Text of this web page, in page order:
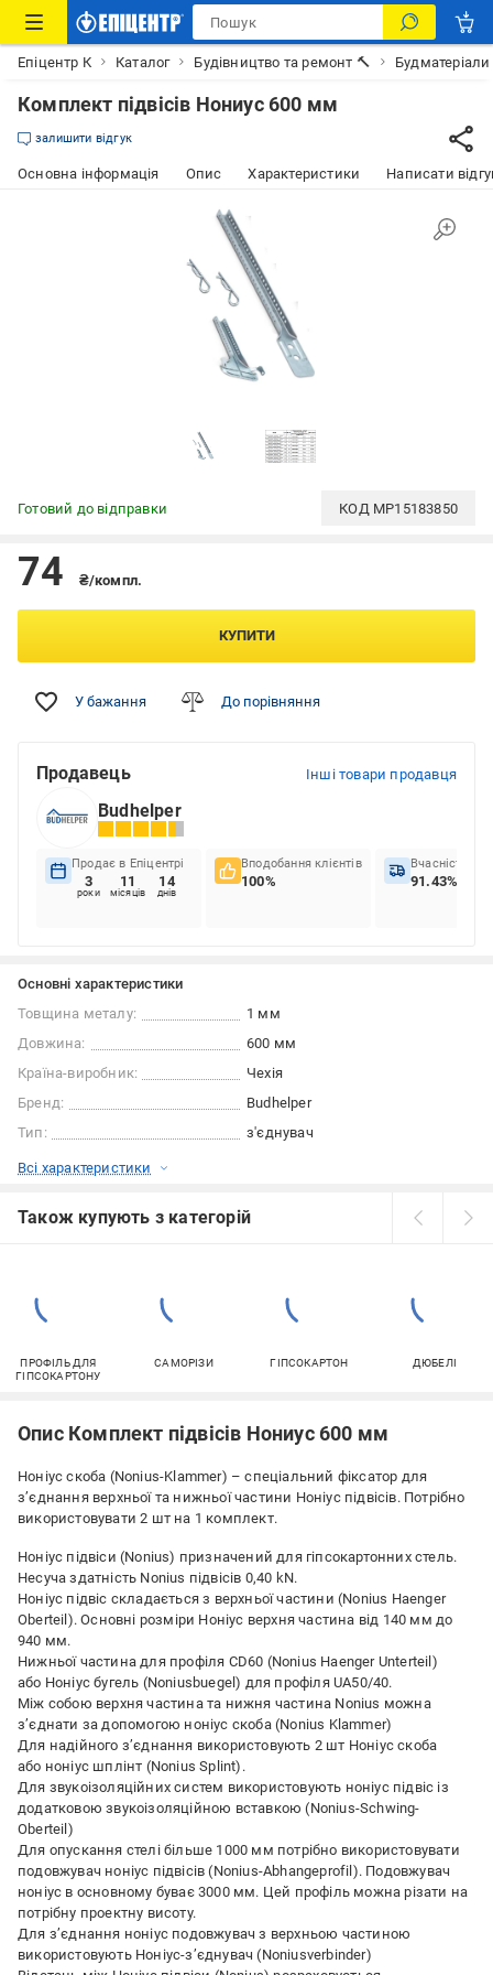
Епіцентр К Каталог Будівництво та ремонт 🔨 Будматеріали
Комплект підвісів Нониус 600 мм
залишити відгук
Основна інформація Опис Характеристики Написати
Готовий до відправки КОД MP15183850
74 ₴/компл.
КУПИТИ
У бажання До порівняння
Продавець Інші товари продавця
Budhelper
Продає в Епіцентрі
3
роки
11
місяців
14
днів
Вподобання клієнтів
100%
Вчасність
91.43%
Основні характеристики
Товщина металу:
1 мм
Довжина:
600 мм
Країна-виробник:
Чехія
Бренд:
Budhelper
Тип:
з'єднувач
Всі характеристики
Також купують з категорій
ПРОФІЛЬ ДЛЯ
ГІПСОКАРТОНУ
САМОРІЗИ ГІПСОКАРТОН ДЮБЕЛІ
Опис Комплект підвісів Нониус 600 мм
Ноніус скоба (Nonius-Klammer) – спеціальний фіксатор для
з’єднання верхньої та нижньої частини Ноніус підвісів. Потрібно
використовувати 2 шт на 1 комплект.
Ноніус підвіси (Nonius) призначений для гіпсокартонних стель.
Несуча здатність Nonius підвісів 0,40 kN.
Ноніус підвіс складається з верхньої частини (Nonius Haenger
Oberteil). Основні розміри Ноніус верхня частина від 140 мм до
940 мм.
Нижньої частина для профіля CD60 (Nonius Haenger Unterteil)
або Ноніус бугель (Noniusbuegel) для профіля UA50/40.
Між собою верхня частина та нижня частина Nonius можна
з’єднати за допомогою ноніус скоба (Nonius Klammer)
Для надійного з’єднання використовують 2 шт Ноніус скоба
або ноніус шплінт (Nonius Splint).
Для звукоізоляційних систем використовують ноніус підвіс із
додатковою звукоізоляційною вставкою (Nonius-Schwing-
Oberteil)
Для опускання стелі більше 1000 мм потрібно використовувати
подовжувач ноніус підвісів (Nonius-Abhangeprofil). Подовжувач
ноніус в основному буває 3000 мм. Цей профіль можна різати на
потрібну проектну висоту.
Для з’єднання ноніус подовжувач з верхньою частиною
використовують Ноніус-з’єднувач (Noniusverbinder)